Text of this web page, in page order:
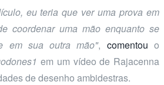
eu teria que ver uma prova em
coordenar uma mão enquanto se
em sua outra mão", comentou o
em um vídeo de Rajacenna
de desenho ambidestras.